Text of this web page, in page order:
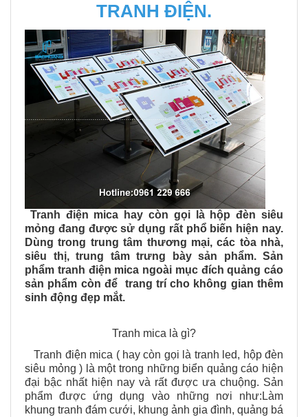
TRANH ĐIỆN.
Tranh điện mica hay còn gọi là hộp đèn siêu
mỏng đang được sử dụng rất phổ biến hiện nay.
Dùng trong trung tâm thương mại, các tòa nhà,
siêu thị, trung tâm trưng bày sản phẩm. Sản
phẩm tranh điện mica ngoài mục đích quảng cáo
sản phẩm còn để trang trí cho không gian thêm
sinh động đẹp mắt.
Tranh mica là gì?
Tranh điện mica ( hay còn gọi là tranh led, hộp đèn
siêu mỏng ) là một trong những biển quảng cáo hiện
đại bậc nhất hiện nay và rất được ưa chuộng. Sản
phẩm được ứng dụng vào những nơi như:Làm
khung tranh đám cưới, khung ảnh gia đình, quảng bá